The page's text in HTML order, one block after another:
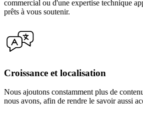
commercial ou d'une expertise technique
prêts à vous soutenir.
Croissance et localisation
Nous ajoutons constamment plus de
nous avons, afin de rendre le savoir aussi